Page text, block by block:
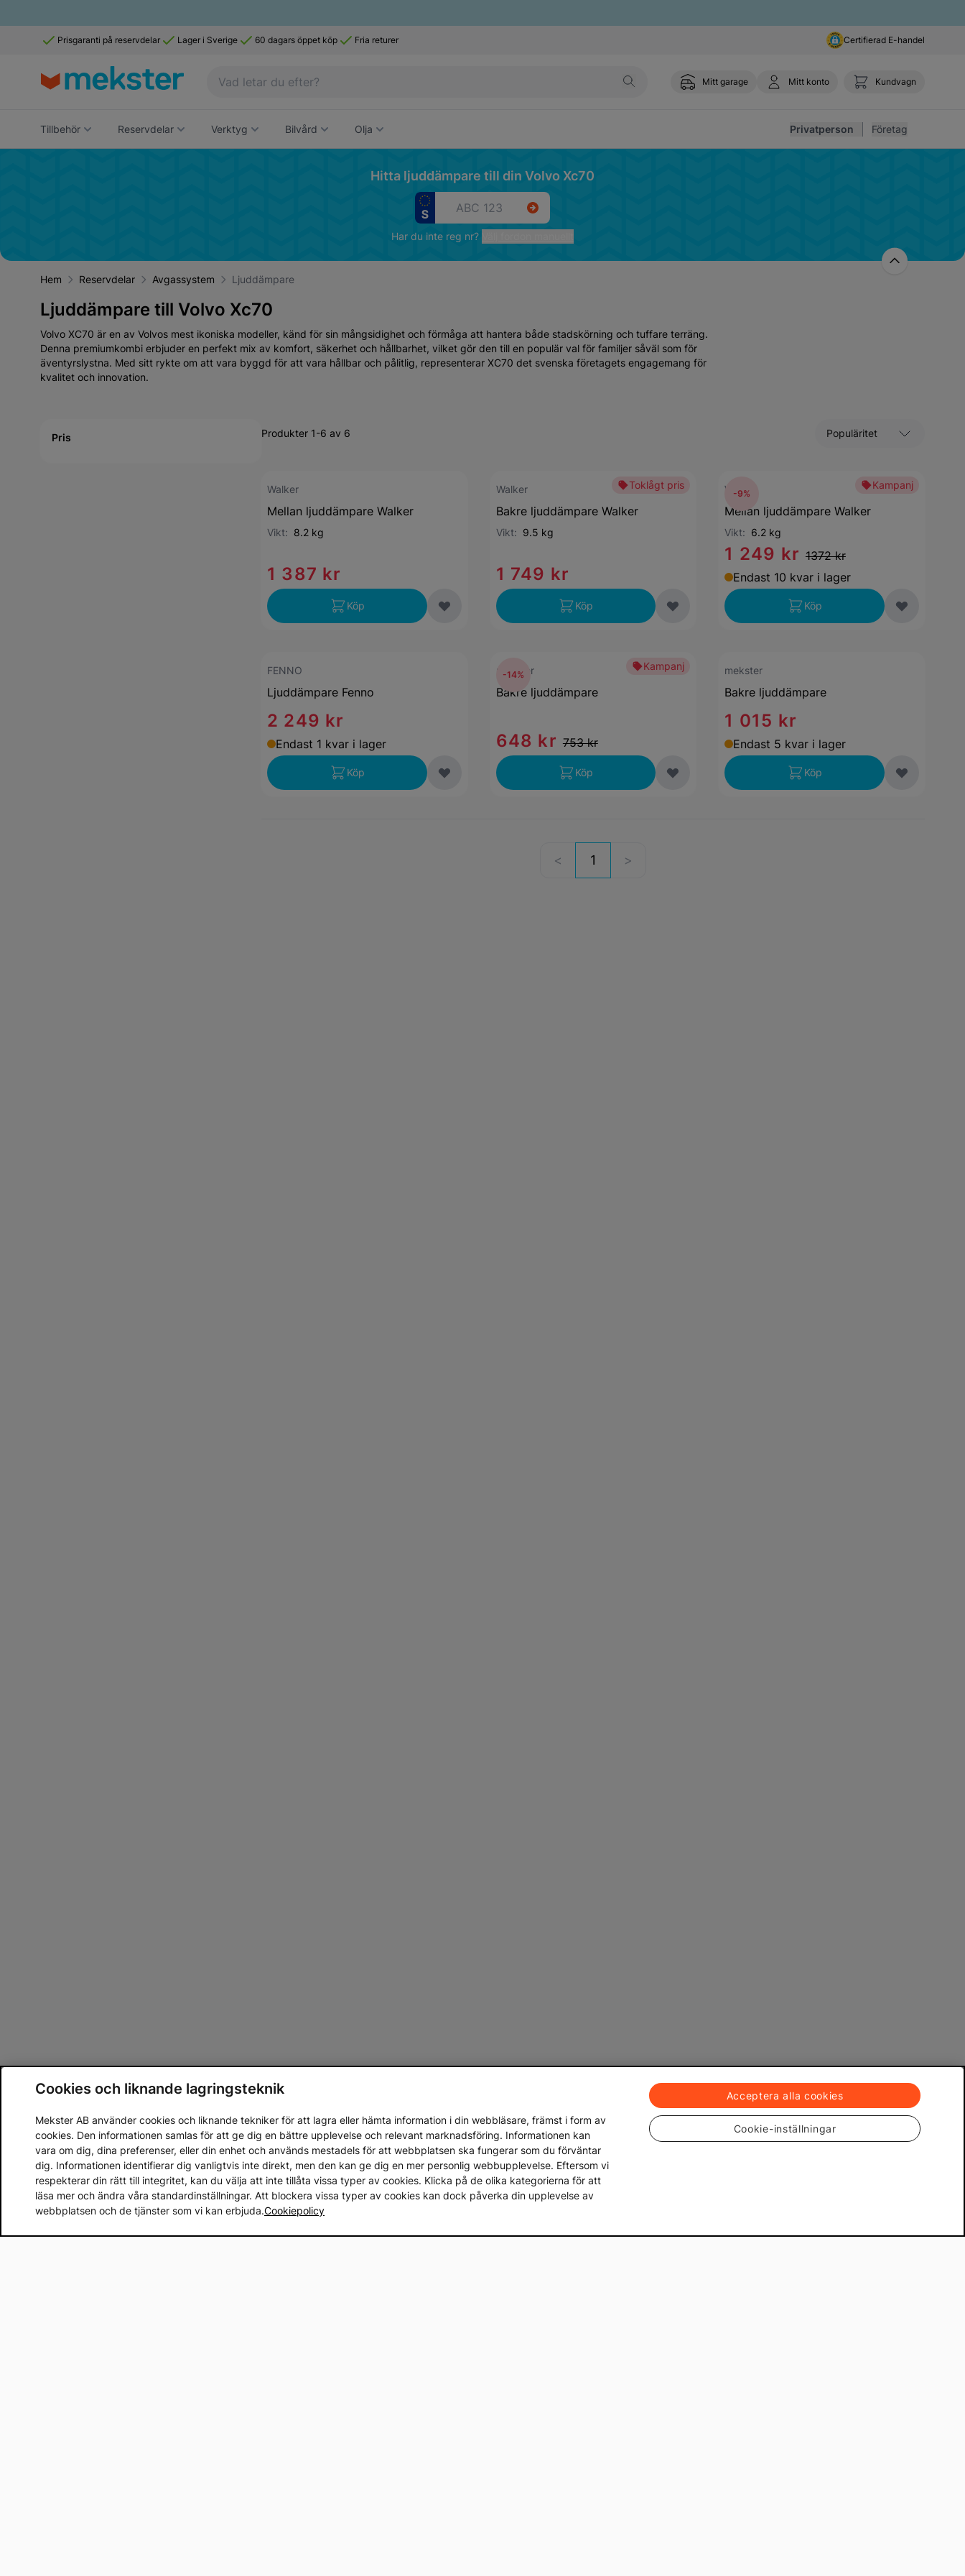
Prisgaranti på reservdelar Lager i Sverige 60 dagars öppet köp Fria returer Certifierad E-handel
Mitt garage Mitt konto Kundvagn
Tillbehör Reservdelar Verktyg Bilvård Olja Privatperson Företag
Hitta ljuddämpare till din Volvo Xc70
Har du inte reg nr?
Hem Reservdelar Avgassystem Ljuddämpare
Ljuddämpare till Volvo Xc70
Volvo XC70 är en av Volvos mest ikoniska modeller, känd för sin mångsidighet och förmåga att hantera både stadskörning och tuffare terräng.
Denna premiumkombi erbjuder en perfekt mix av komfort, säkerhet och hållbarhet, vilket gör den till en populär val för familjer såväl som för
äventyrslystna. Med sitt rykte om att vara byggd för att vara hållbar och pålitlig, representerar XC70 det svenska företagets engagemang för
kvalitet och innovation.
Pris
Sortera efter
Produkter 1-6 av 6
Walker
Mellan ljuddämpare Walker
Vikt: 8.2 kg
1 387 kr
Köp
Toklågt pris
Walker
Bakre ljuddämpare Walker
Vikt: 9.5 kg
1 749 kr
Köp
Kampanj
Walker
Mellan ljuddämpare Walker
Vikt: 6.2 kg
1 249 kr 1372 kr
-9%
Endast 10 kvar i lager
Köp
FENNO
Ljuddämpare Fenno
2 249 kr
Endast 1 kvar i lager
Köp
Kampanj
mekster
Bakre ljuddämpare
648 kr 753 kr
-14%
Köp
mekster
Bakre ljuddämpare
1 015 kr
Endast 5 kvar i lager
Köp
1
Cookies och liknande lagringsteknik
Mekster AB använder cookies och liknande tekniker för att lagra eller hämta information i din webbläsare, främst i form av
cookies. Den informationen samlas för att ge dig en bättre upplevelse och relevant marknadsföring. Informationen kan
vara om dig, dina preferenser, eller din enhet och används mestadels för att webbplatsen ska fungerar som du förväntar
dig. Informationen identifierar dig vanligtvis inte direkt, men den kan ge dig en mer personlig webbupplevelse. Eftersom vi
respekterar din rätt till integritet, kan du välja att inte tillåta vissa typer av cookies. Klicka på de olika kategorierna för att
läsa mer och ändra våra standardinställningar. Att blockera vissa typer av cookies kan dock påverka din upplevelse av
webbplatsen och de tjänster som vi kan erbjuda.Cookiepolicy
Acceptera alla cookies
Cookie-inställningar